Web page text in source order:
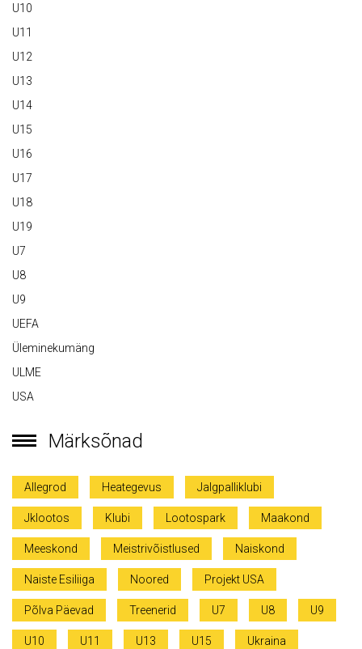
U10
U11
U12
U13
U14
U15
U16
U17
U18
U19
U7
U8
U9
UEFA
Üleminekumäng
ULME
USA
Märksõnad
Allegrod Heategevus Jalgpalliklubi
Jklootos Klubi Lootospark Maakond
Meeskond Meistrivõistlused Naiskond
Naiste Esiliiga Noored Projekt USA
Põlva Päevad Treenerid U7 U8 U9
U10 U11 U13 U15 Ukraina